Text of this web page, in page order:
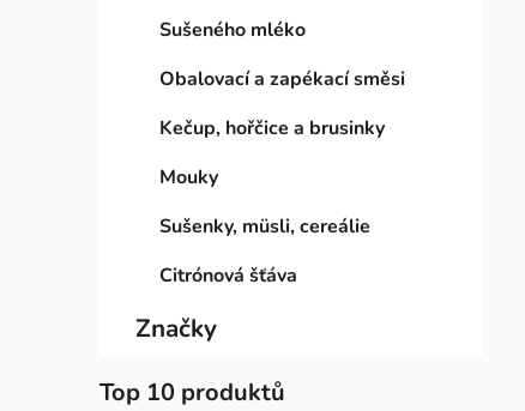
Sušeného mléko
Obalovací a zapékací směsi
Kečup, hořčice a brusinky
Mouky
Sušenky, müsli, cereálie
Citrónová šťáva
Značky
Top 10 produktů